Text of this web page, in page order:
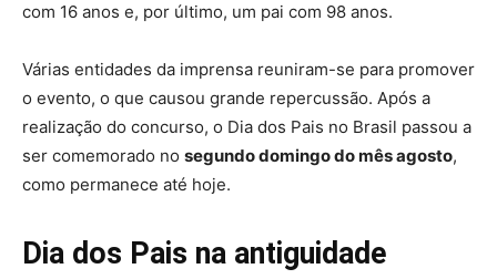
com 16 anos e, por último, um pai com 98 anos.
Várias entidades da imprensa reuniram-se para promover
o evento, o que causou grande repercussão. Após a
realização do concurso, o Dia dos Pais no Brasil passou a
ser comemorado no segundo domingo do mês agosto,
como permanece até hoje.
Dia dos Pais na antiguidade